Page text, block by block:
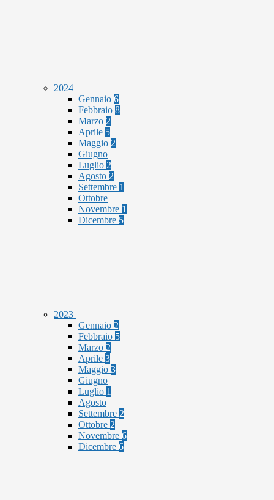
2024
Gennaio 6
Febbraio 8
Marzo 2
Aprile 5
Maggio 2
Giugno
Luglio 2
Agosto 2
Settembre 1
Ottobre
Novembre 1
Dicembre 5
2023
Gennaio 2
Febbraio 5
Marzo 2
Aprile 3
Maggio 3
Giugno
Luglio 1
Agosto
Settembre 2
Ottobre 2
Novembre 6
Dicembre 6